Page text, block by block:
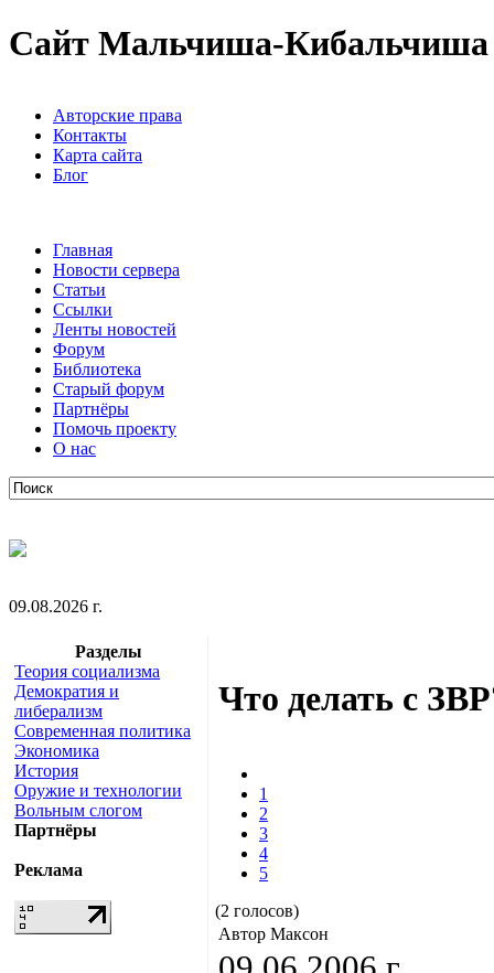
Сайт Мальчиша-Кибальчиша
Авторские права
Контакты
Карта сайта
Блог
Главная
Новости сервера
Статьи
Ссылки
Ленты новостей
Форум
Библиотека
Старый форум
Партнёры
Помочь проекту
О нас
09.08.2026 г.
Разделы
Теория социализма
Демократия и
либерализм
Современная политика
Экономика
История
Оружие и технологии
Вольным слогом
Партнёры
Реклама
Что делать с
1
2
3
4
5
(2 голосов)
Автор Максон